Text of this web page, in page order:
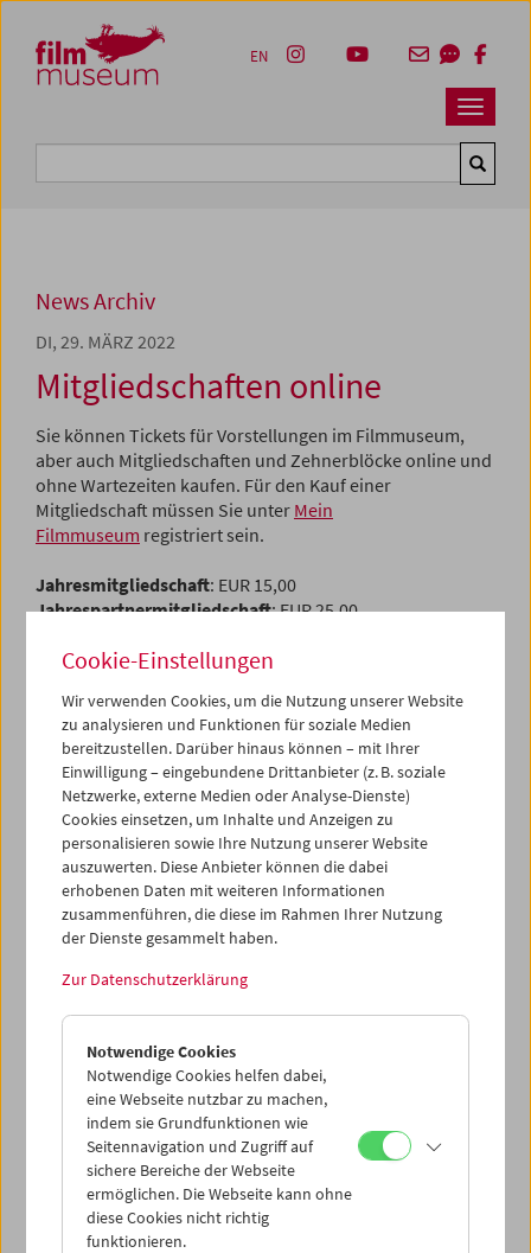
Zum Inhalt
Zum Hauptmenü
Zur Servicenavigation
Zum Suche
Navbar
EN
News Archiv
DI, 29. MÄRZ 2022
Mitgliedschaften online
Sie können Tickets für Vorstellungen im Filmmuseum,
aber auch Mitgliedschaften und Zehnerblöcke online und
ohne Wartezeiten kaufen. Für den Kauf einer
Mitgliedschaft müssen Sie unter Mein
Filmmuseum registriert sein.
Jahresmitgliedschaft: EUR 15,00
Jahrespartnermitgliedschaft: EUR 25,00
Fördernde Partnermitgliedschaft
Sie können bei Verlängerung bzw. Neuabschluss einer
Mitgliedschaft auch einen zusätzlichenSpendenbeitrag
eingeben, die steuerlich absetzbar ist.
Sie sind/waren bereits Mitglied im Österreichischen
Filmmuseum?
Bitte tragen Sie bei der Registrierung unter "Mein
Filmmuseum" auch unbedingt Ihre Mitgliedsnummer
Diese finden Sie u.a. auf der Rückseite des Ihnen
zugesandten Programmheftes oder Ihrem Ausweis.
In jedem Fall unterstützen wir Sie sehr gerne auch
oder schriftlich unterkontakt@filmmuseum.at
FAQ / Informationen zum neuen Angebot
Informationen zu Tickets und Mitgliedschaften
Zustimmungserklärung zur Finanzamtsmeldung von
Spenden (PDF)
Cookie-Einstellungen
Wir verwenden Cookies, um die Nutzung unserer Website
zu analysieren und Funktionen für soziale Medien
bereitzustellen. Darüber hinaus können – mit Ihrer
Einwilligung – eingebundene Drittanbieter (z. B. soziale
Netzwerke, externe Medien oder Analyse-Dienste)
Cookies einsetzen, um Inhalte und Anzeigen zu
personalisieren sowie Ihre Nutzung unserer Website
auszuwerten. Diese Anbieter können die dabei
erhobenen Daten mit weiteren Informationen
zusammenführen, die diese im Rahmen Ihrer Nutzung
der Dienste gesammelt haben.
Zur Datenschutzerklärung
Notwendige Cookies
Notwendige Cookies helfen dabei,
eine Webseite nutzbar zu machen,
indem sie Grundfunktionen wie
Seitennavigation und Zugriff auf
sichere Bereiche der Webseite
ermöglichen. Die Webseite kann ohne
diese Cookies nicht richtig
funktionieren.